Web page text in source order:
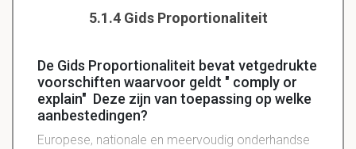
5.1.4 Gids Proportionaliteit
De Gids Proportionaliteit bevat vetgedrukte
voorschiften waarvoor geldt " comply or
explain" Deze zijn van toepassing op welke
aanbestedingen?
Europese, nationale en meervoudig onderhandse